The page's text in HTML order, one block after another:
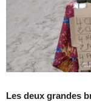
Les deux grandes